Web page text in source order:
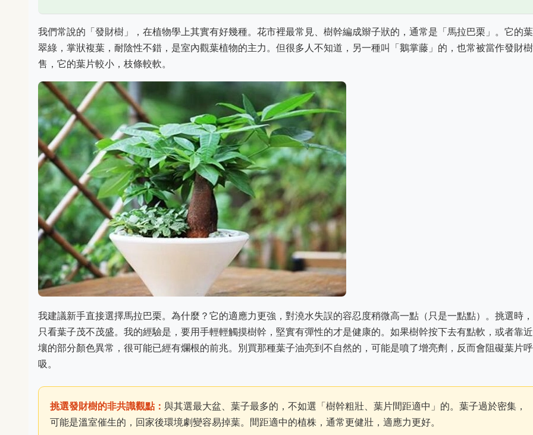
我們常說的「發財樹」，在植物學上其實有好幾種。花市裡最常見、樹幹編成辮子狀的，通常是「馬拉巴栗」。它的
翠綠，掌狀複葉，耐陰性不錯，是室內觀葉植物的主力。但很多人不知道，另一種叫「鵝掌藤」的，也常被當作發財
售，它的葉片較小，枝條較軟。
我建議新手直接選擇馬拉巴栗。為什麼？它的適應力更強，對澆水失誤的容忍度稍微高一點（只是一點點）。挑選時
只看葉子茂不茂盛。我的經驗是，要用手輕輕觸摸樹幹，堅實有彈性的才是健康的。如果樹幹按下去有點軟，或者靠
壤的部分顏色異常，很可能已經有爛根的前兆。別買那種葉子油亮到不自然的，可能是噴了增亮劑，反而會阻礙葉片呼
吸。
挑選發財樹的非共識觀點：與其選最大盆、葉子最多的，不如選「樹幹粗壯、葉片間距適中」的。葉子過於密集，
可能是溫室催生的，回家後環境劇變容易掉葉。間距適中的植株，通常更健壯，適應力更好。